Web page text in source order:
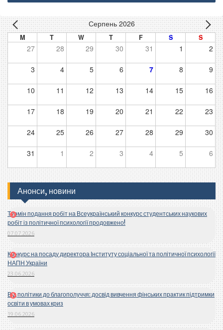
Серпень 2026
M T W T F S S
27 28 29 30 31 1 2
3 4 5 6 7 8 9
10 11 12 13 14 15 16
17 18 19 20 21 22 23
24 25 26 27 28 29 30
31 1 2 3 4 5 6
Анонси, новини
Термін подання робіт на Всеукраїнський конкурс студентських наукових
робіт із політичної психології продовжено!
07.07.2026
Конкурс на посаду директора Інституту соціальної та політичної психології
НАПН України
23.06.2026
Від політики до благополуччя: досвід вивчення фінських практик підтримки
освіти в умовах криз
19.06.2026